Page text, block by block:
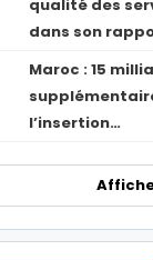
qualité des
dans son
Maroc : 15
l’insertion…